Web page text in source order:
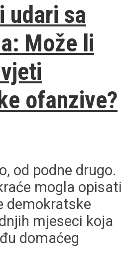
udari sa
Može li
ofanzive?
od podne drugo.
mogla opisati
demokratske
mjeseci koja
domaćeg